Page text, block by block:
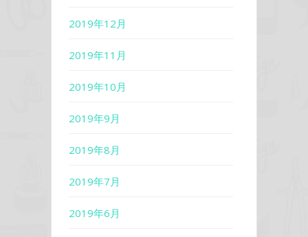
2019年12月
2019年11月
2019年10月
2019年9月
2019年8月
2019年7月
2019年6月